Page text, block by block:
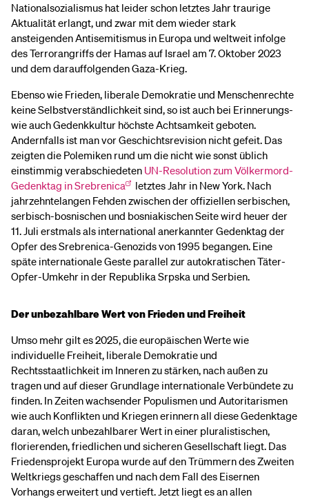
Nationalsozialismus hat leider schon letztes Jahr traurige
Aktualität erlangt, und zwar mit dem wieder stark
ansteigenden Antisemitismus in Europa und weltweit infolge
des Terrorangriffs der Hamas auf Israel am 7. Oktober 2023
und dem darauffolgenden Gaza-Krieg.
Ebenso wie Frieden, liberale Demokratie und Menschenrechte
keine Selbstverständlichkeit sind, so ist auch bei Erinnerungs-
wie auch Gedenkkultur höchste Achtsamkeit geboten.
Andernfalls ist man vor Geschichtsrevision nicht gefeit. Das
zeigten die Polemiken rund um die nicht wie sonst üblich
einstimmig verabschiedeten UN-Resolution zum Völkermord-
Gedenktag in Srebrenica
letztes Jahr in New York. Nach
jahrzehntelangen Fehden zwischen der offiziellen serbischen,
serbisch-bosnischen und bosniakischen Seite wird heuer der
11. Juli erstmals als international anerkannter Gedenktag der
Opfer des Srebrenica-Genozids von 1995 begangen. Eine
späte internationale Geste parallel zur autokratischen Täter-
Opfer-Umkehr in der Republika Srpska und Serbien.
Der unbezahlbare Wert von Frieden und Freiheit
Umso mehr gilt es 2025, die europäischen Werte wie
individuelle Freiheit, liberale Demokratie und
Rechtsstaatlichkeit im Inneren zu stärken, nach außen zu
tragen und auf dieser Grundlage internationale Verbündete zu
finden. In Zeiten wachsender Populismen und Autoritarismen
wie auch Konflikten und Kriegen erinnern all diese Gedenktage
daran, welch unbezahlbarer Wert in einer pluralistischen,
florierenden, friedlichen und sicheren Gesellschaft liegt. Das
Friedensprojekt Europa wurde auf den Trümmern des Zweiten
Weltkriegs geschaffen und nach dem Fall des Eisernen
Vorhangs erweitert und vertieft. Jetzt liegt es an allen